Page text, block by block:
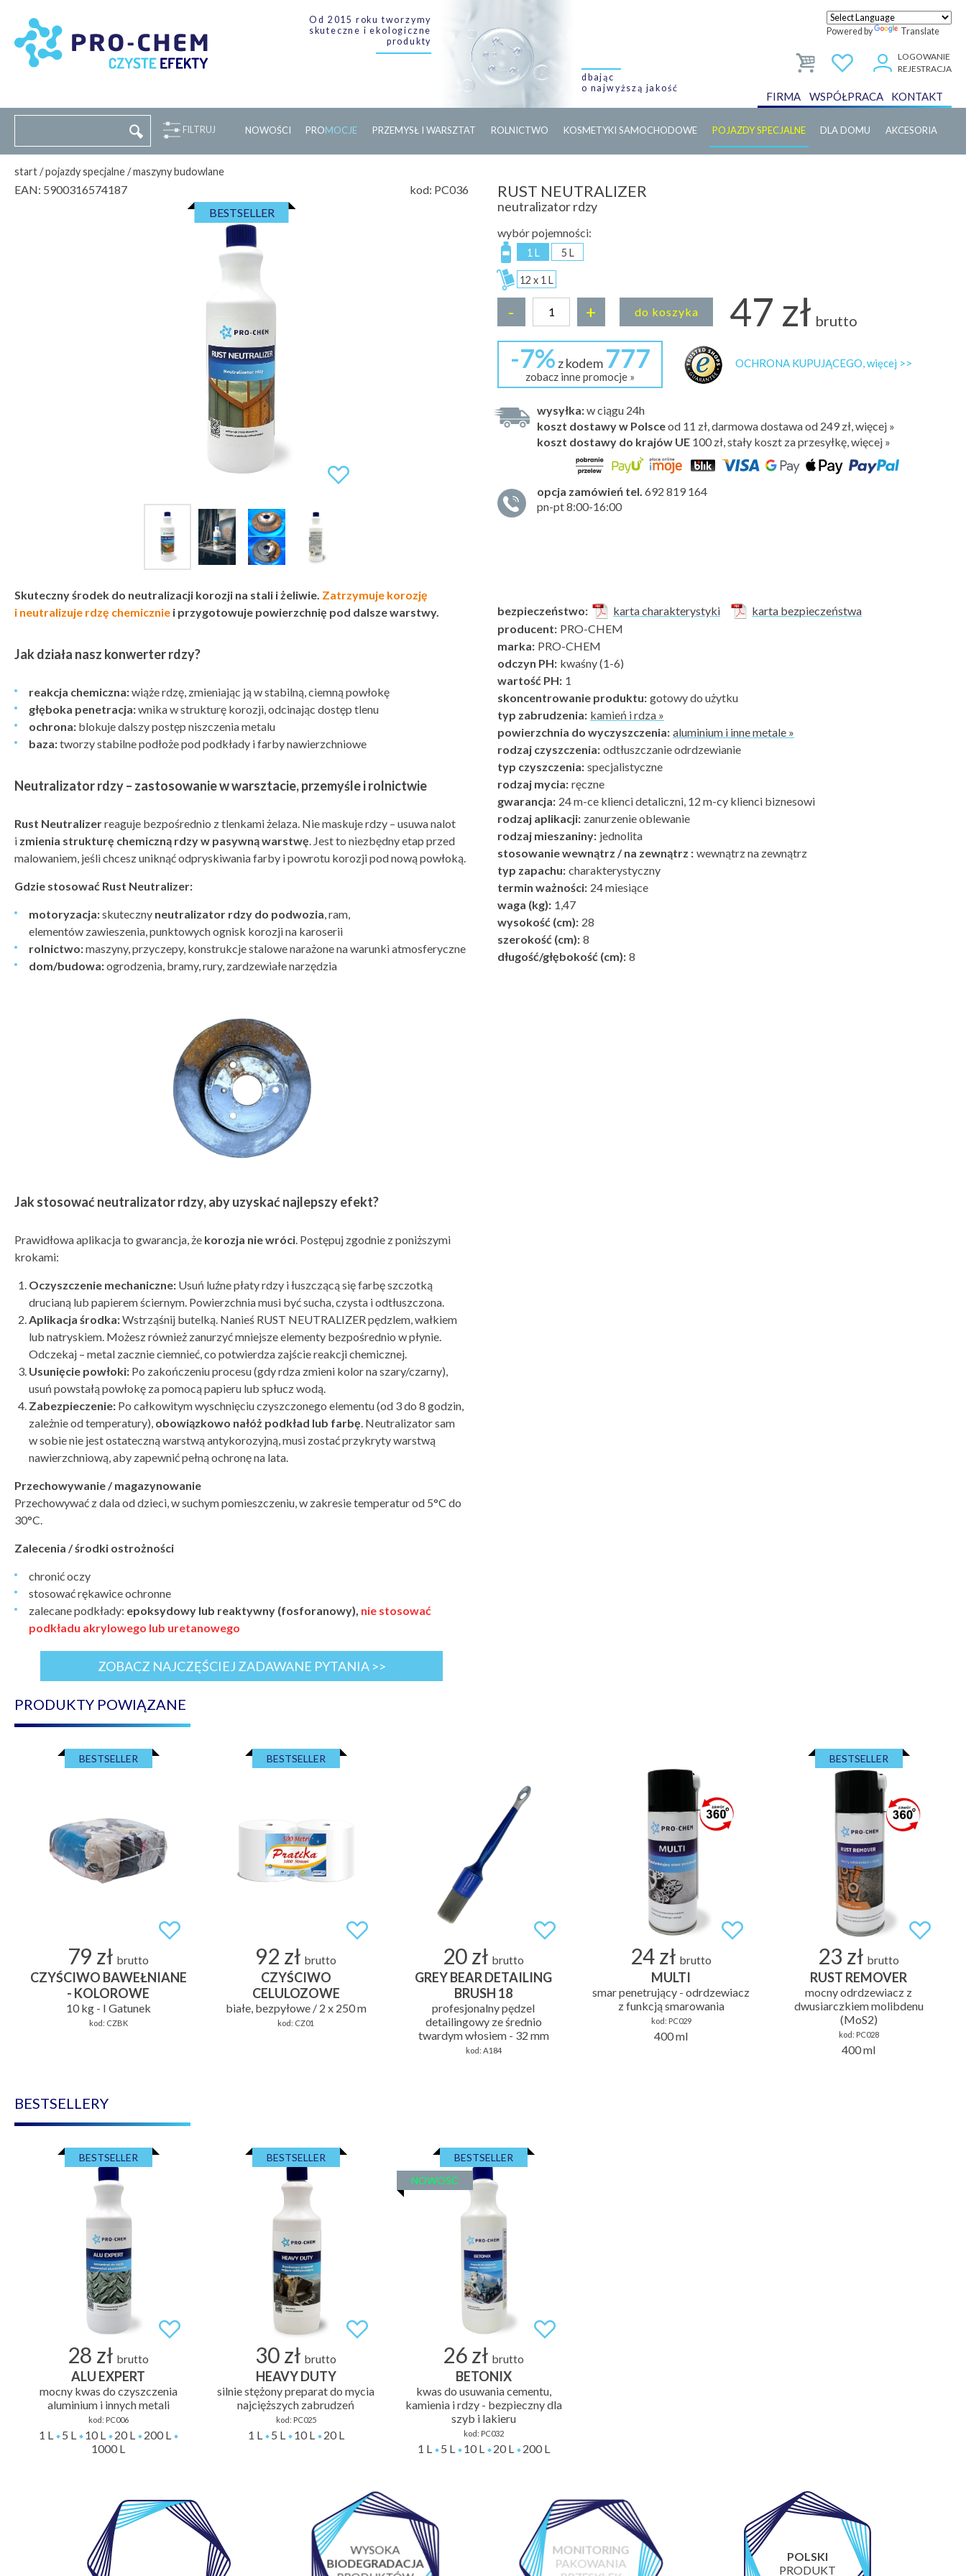
Od 2015 roku tworzymy
skuteczne i ekologiczne
produkty
dbając
o najwyższą jakość
Powered by Translate
LOGOWANIE
REJESTRACJA
FIRMA WSPÓŁPRACA KONTAKT
FILTRUJ NOWOŚCI PROMOC JE PRZEMYSŁ I WARSZTAT ROLNICTWO KOSMETYKI SAMOCHODOWE POJAZDY SPECJALNE DLA DOMU AKCESORIA
start/pojazdy specjalne/maszyny budowlane
EAN: 5900316574187 kod: PC036
BESTSELLER
RUST NEUTRALIZER
neutralizator rdzy
wybór pojemności:
1 L 5 L
12 x 1 L
- + do koszyka 47 zł brutto
-7% z kodem 777
zobacz inne promocje »
OCHRONA KUPUJĄCEGO, więcej >>
wysyłka:w ciągu 24h
koszt dostawy w Polsceod 11 zł, darmowa dostawa od 249 zł, więcej »
koszt dostawy do krajów UE 100 zł,stały koszt za przesyłkę, więcej »
opcja zamówień tel. 692 819 164
pn-pt 8:00-16:00
Skuteczny środek do neutralizacji korozji na stali i żeliwie. Zatrzymuje korozję
i neutralizuje rdzę chemicznie i przygotowuje powierzchnię pod dalsze warstwy.
Jak działa nasz konwerter rdzy?
reakcja chemiczna:wiąże rdzę, zmieniając ją w stabilną, ciemną powłokę
głęboka penetracja:wnika w strukturę korozji, odcinając dostęp tlenu
ochrona: blokuje dalszy postęp niszczenia metalu
baza:tworzy stabilne podłoże pod podkłady i farby nawierzchniowe
Neutralizator rdzy – zastosowanie w warsztacie, przemyśle i rolnictwie
Rust Neutralizerreaguje bezpośrednio z tlenkami żelaza. Nie maskuje rdzy – usuwa nalot
i zmienia strukturę chemiczną rdzy w pasywną warstwę. Jest to niezbędny etap przed
malowaniem, jeśli chcesz uniknąć odpryskiwania farby i powrotu korozji pod nową powłoką.
Gdzie stosować Rust Neutralizer:
motoryzacja:skuteczny neutralizator rdzy do podwozia, ram,
elementów zawieszenia, punktowych ognisk korozji na karoserii
rolnictwo:maszyny, przyczepy, konstrukcje stalowe narażone na warunki atmosferyczne
dom/budowa:ogrodzenia, bramy, rury, zardzewiałe narzędzia
Jak stosować neutralizator rdzy, aby uzyskać najlepszy efekt?
Prawidłowa aplikacja to gwarancja, że korozja nie wróci. Postępuj zgodnie z poniższymi
krokami:
Oczyszczenie mechaniczne: Usuń luźne płaty rdzy i łuszczącą się farbę szczotką
drucianą lub papierem ściernym. Powierzchnia musi być sucha, czysta i odtłuszczona.
Aplikacja środka:Wstrząśnij butelką. Nanieś RUST NEUTRALIZER pędzlem, wałkiem
lub natryskiem. Możesz również zanurzyć mniejsze elementy bezpośrednio w płynie.
Odczekaj – metal zacznie ciemnieć, co potwierdza zajście reakcji chemicznej.
Usunięcie powłoki: Po zakończeniu procesu (gdy rdza zmieni kolor na szary/czarny),
usuń powstałą powłokę za pomocą papieru lub spłucz wodą.
Zabezpieczenie: Po całkowitym wyschnięciu czyszczonego elementu (od 3 do 8 godzin,
zależnie od temperatury), obowiązkowo nałóż podkład lub farbę. Neutralizator sam
w sobie nie jest ostateczną warstwą antykorozyjną, musi zostać przykryty warstwą
nawierzchniową, aby zapewnić pełną ochronę na lata.
Przechowywanie / magazynowanie
Przechowywać z dala od dzieci, w suchym pomieszczeniu, w zakresie temperatur od 5°C do
30°C.
Zalecenia / środki ostrożności
chronić oczy
stosować rękawice ochronne
zalecane podkłady: epoksydowy lub reaktywny (fosforanowy), nie stosować
podkładu akrylowego lub uretanowego
ZOBACZ NAJCZĘŚCIEJ ZADAWANE PYTANIA >>
bezpieczeństwo: karta charakterystyki
karta bezpieczeństwa
producent: PRO-CHEM
marka: PRO-CHEM
odczyn PH: kwaśny (1-6)
wartość PH: 1
skoncentrowanie produktu: gotowy do użytku
typ zabrudzenia: kamień i rdza »
powierzchnia do wyczyszczenia: aluminium i inne metale »
rodzaj czyszczenia: odtłuszczanie odrdzewianie
typ czyszczenia: specjalistyczne
rodzaj mycia: ręczne
gwarancja: 24 m-ce klienci detaliczni, 12 m-cy klienci biznesowi
rodzaj aplikacji: zanurzenie oblewanie
rodzaj mieszaniny: jednolita
stosowanie wewnątrz / na zewnątrz : wewnątrz na zewnątrz
typ zapachu: charakterystyczny
termin ważności: 24 miesiące
waga (kg): 1,47
wysokość (cm): 28
szerokość (cm): 8
długość/głębokość (cm): 8
PRODUKTY POWIĄZANE
BESTSELLER
79 zł brutto
CZYŚCIWO BAWEŁNIANE
- KOLOROWE
10 kg - I Gatunek
kod: CZBK
BESTSELLER
92 zł brutto
CZYŚCIWO
CELULOZOWE
białe, bezpyłowe / 2 x 250 m
kod: CZ01
20 zł brutto
GREY BEAR DETAILING
BRUSH 18
profesjonalny pędzel
detailingowy ze średnio
twardym włosiem - 32 mm
kod: A184
24 zł brutto
MULTI
smar penetrujący - odrdzewiacz
z funkcją smarowania
kod: PC029
400 ml
BESTSELLER
23 zł brutto
RUST REMOVER
mocny odrdzewiacz z
dwusiarczkiem molibdenu
(MoS2)
kod: PC028
400 ml
BESTSELLERY
BESTSELLER
28 zł brutto
ALU EXPERT
mocny kwas do czyszczenia
aluminium i innych metali
kod: PC006
1 L 5 L 10 L 20 L
200 L
1000 L
BESTSELLER
30 zł brutto
HEAVY DUTY
silnie stężony preparat do mycia
najcięższych zabrudzeń
kod: PC025
1 L 5 L 10 L 20 L
NOWOŚĆ
BESTSELLER
26 zł brutto
BETONIX
kwas do usuwania cementu,
kamienia i rdzy - bezpieczny dla
szyb i lakieru
kod: PC032
1 L 5 L 10 L 20 L 200 L
WYSOKA
BIODEGRADACJA
MONITORING
PAKOWANIA
POLSKI
PRODUKT